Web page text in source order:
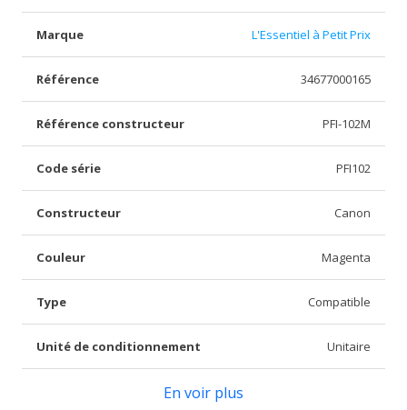
Marque L'Essentiel à Petit Prix
Référence 34677000165
Référence constructeur PFI-102M
Code série PFI102
Constructeur Canon
Couleur Magenta
Type Compatible
Unité de conditionnement Unitaire
En voir plus